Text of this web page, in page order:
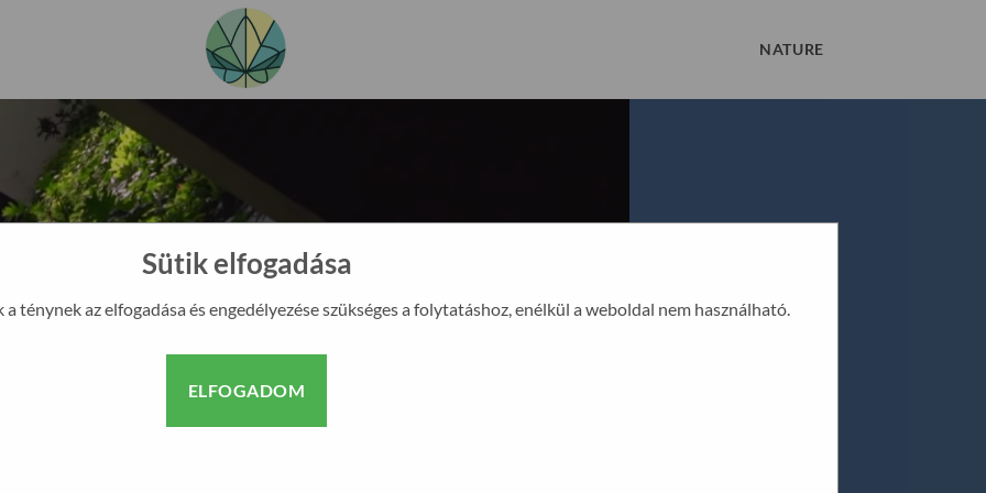
NATURE
Sütik elfogadása
ténynek az elfogadása és engedélyezése szükséges a folytatáshoz, enélkül a weboldal nem használható.
ELFOGADOM